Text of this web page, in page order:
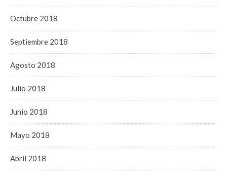
Octubre 2018
Septiembre 2018
Agosto 2018
Julio 2018
Junio 2018
Mayo 2018
Abril 2018